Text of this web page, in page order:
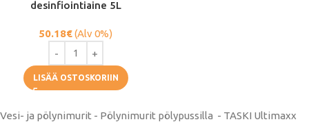
desinfiointiaine 5L
50.18€(Alv 0%)
LISÄÄ OSTOSKORIIN
Vesi- ja pölynimurit - Pölynimurit pölypussilla - TASKI Ultimaxx